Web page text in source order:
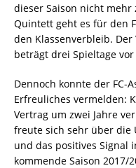
dieser Saison nicht mehr
Quintett geht es für den
den Klassenverbleib.
beträgt drei Spieltage
Dennoch konnte der FC-
Erfreuliches vermelden:
Vertrag um zwei Jahre
freute sich sehr über die
und das positives Signal
kommende Saison 2017/